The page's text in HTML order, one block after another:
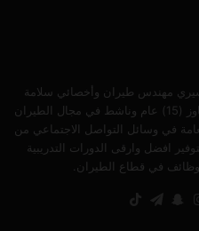
مهندس طيران وأخصائي سلامة
جوية بخبرة عملية تتجاوز (15) عام وناشط في مجال الطيران
في وسائل التواصل الاجتماعي من
افضل وارقى الدورات التدريبية
في قطاع الطيران.
انستقرام
سنابتيلقرام